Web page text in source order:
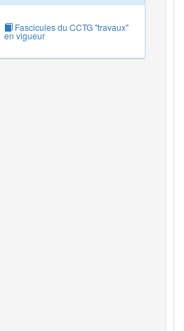
Fascicules du CCTG "travaux"
en vigueur